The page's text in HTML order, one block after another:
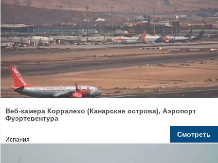
Веб-камера Корралехо (Канарские острова), Аэропорт
Фуэртевентура
Испания
Смотреть